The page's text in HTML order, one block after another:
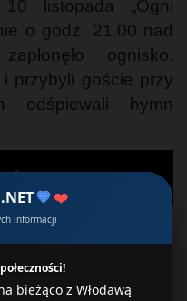
💙❤️
informacji
bieżąco z Włodawą
10 listopada „Ogni
o godz. 21.00 nad
ognisko.
przybyli goście przy
odśpiewali hymn